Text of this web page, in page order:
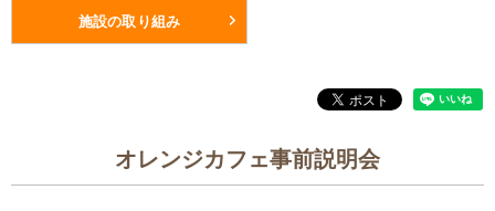
施設の取り組み
オレンジカフェ事前説明会